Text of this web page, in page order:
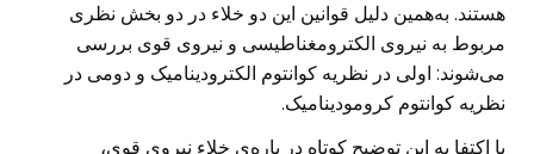
هستند. به‌همین دلیل قوانین این دو خلاء در دو بخش نظری
مربوط به نیروی الکترومغناطیسی و نیروی قوی بررسی
می‌شوند: اولی در نظریه کوانتوم الکترودینامیک و دومی در
نظریه کوانتوم کرومودینامیک.
با اکتفا به این توضیح کوتاه در باره‌ی خلاء نیروی قوی،